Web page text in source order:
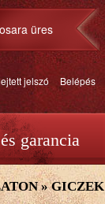
üres
jelszó Belépés
garancia
»GICZEK